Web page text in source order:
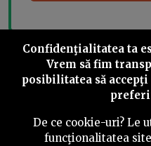
Confidenţialitatea ta
Vrem să fim
posibilitatea să
De ce cookie-uri? Le
funcţionalitatea